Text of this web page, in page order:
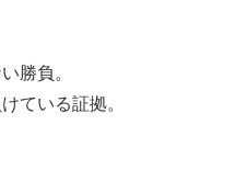
勝負。
ている証拠。